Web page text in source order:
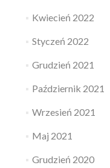
Kwiecień 2022
Styczeń 2022
Grudzień 2021
Październik 2021
Wrzesień 2021
Maj 2021
Grudzień 2020